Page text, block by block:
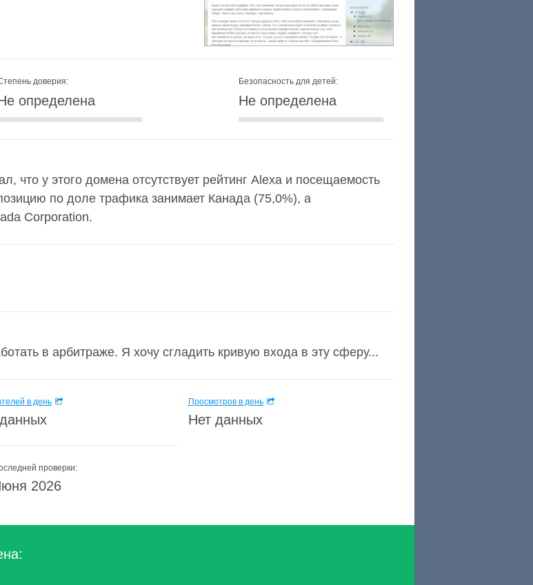
доверия:
определена
Безопасность для детей:
Не определена
что у этого домена отсутствует рейтинг Alexa и посещаемость
по доле трафика занимает Канада (75,0%), а
Corporation.
в арбитраже. Я хочу сгладить кривую входа в эту сферу...
в день Просмотров в день
Нет данных
проверки:
2026